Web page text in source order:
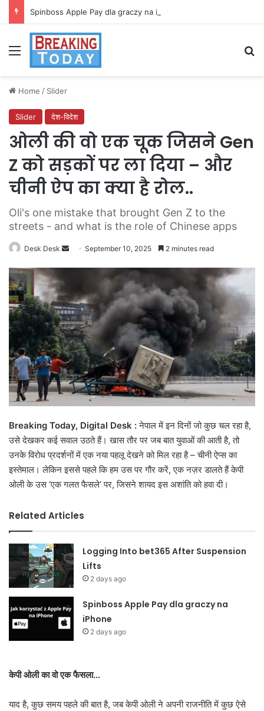
Spinboss Apple Pay dla graczy na iPhone
Menu
Home / Slider
Slider देश-विदेश
ओली की वो एक चूक जिसने Gen
Z को सड़कों पर ला दिया – और
चीनी ऐप का क्या है रोल..
Oli's one mistake that brought Gen Z to the
streets - and what is the role of Chinese apps
Desk Desk
SendSeptember 10, 2025 2 minutes read
Breaking Today, Digital Desk :नेपाल में इन दिनों जो कुछ चल रहा है,
उसे देखकर कई सवाल उठते हैं। खास तौर पर जब बात युवाओं की आती है, तो
उनके विरोध प्रदर्शनों में एक नया पहलू देखने को मिल रहा है – चीनी ऐप्स का
इस्तेमाल। लेकिन इससे पहले कि हम उस पर गौर करें, एक नज़र डालते हैं केपी
ओली के उस ‘एक गलत फैसले’ पर, जिसने शायद इस अशांति को हवा दी।
Related Articles
Logging Into bet365 After Suspension
Lifts
2 days ago
Spinboss Apple Pay dla graczy na
iPhone
2 days ago
केपी ओली का वो एक फैसला…
याद है, कुछ समय पहले की बात है, जब केपी ओली ने अपनी राजनीति में कुछ ऐसे